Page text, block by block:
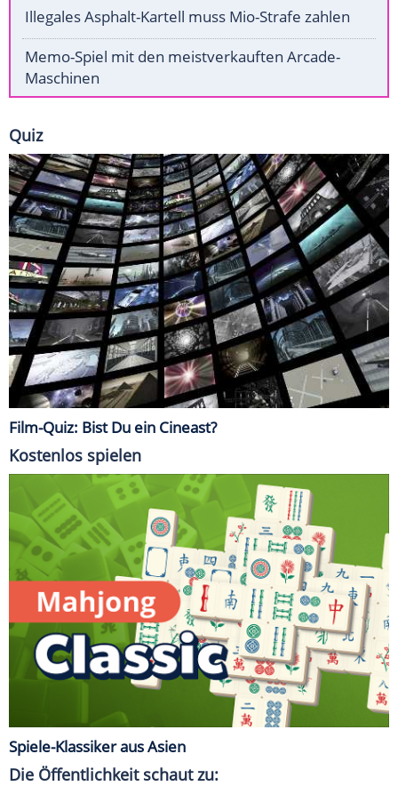
Illegales Asphalt-Kartell muss Mio-Strafe zahlen
Memo-Spiel mit den meistverkauften Arcade-
Maschinen
Quiz
Film-Quiz: Bist Du ein Cineast?
Kostenlos spielen
Spiele-Klassiker aus Asien
Die Öffentlichkeit schaut zu: